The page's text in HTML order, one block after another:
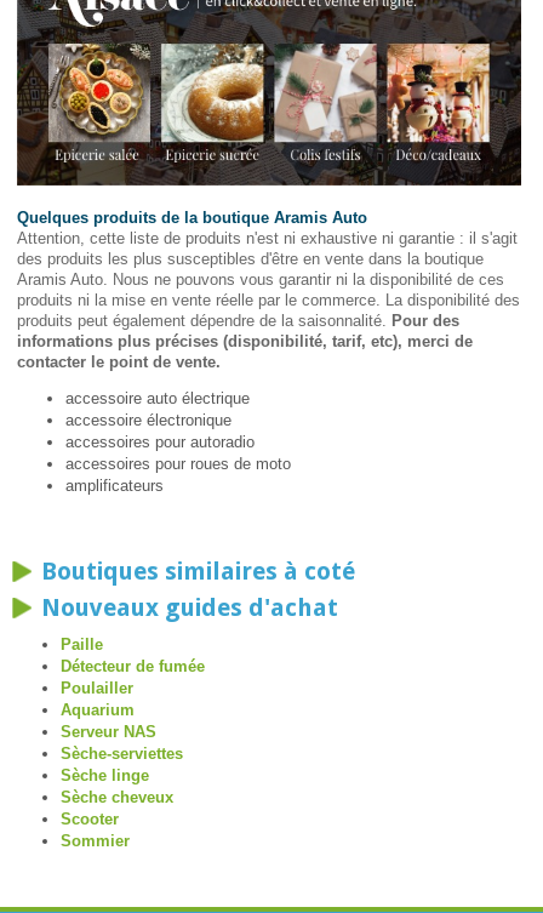
Quelques produits de la boutique Aramis Auto
Attention, cette liste de produits n'est ni exhaustive ni garantie : il s'agit
des produits les plus susceptibles d'être en vente dans la boutique
Aramis Auto. Nous ne pouvons vous garantir ni la disponibilité de ces
produits ni la mise en vente réelle par le commerce. La disponibilité des
produits peut également dépendre de la saisonnalité. Pour des
informations plus précises (disponibilité, tarif, etc), merci de
contacter le point de vente.
accessoire auto électrique
accessoire électronique
accessoires pour autoradio
accessoires pour roues de moto
amplificateurs
Boutiques similaires à coté
Nouveaux guides d'achat
Paille
Détecteur de fumée
Poulailler
Aquarium
Serveur NAS
Sèche-serviettes
Sèche linge
Sèche cheveux
Scooter
Sommier